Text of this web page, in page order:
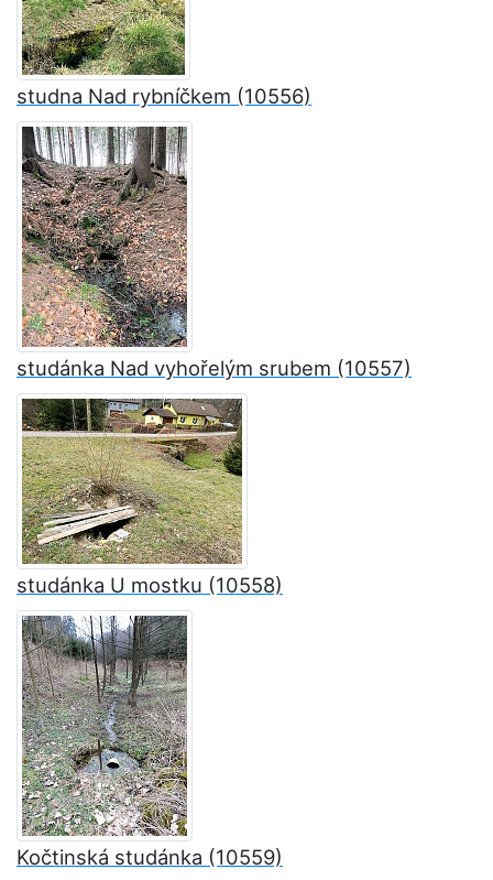
studna Nad rybníčkem (10556)
studánka Nad vyhořelým srubem (10557)
studánka U mostku (10558)
Kočtinská studánka (10559)